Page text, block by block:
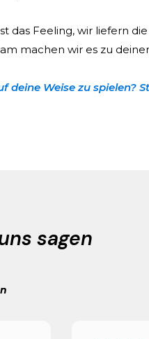
das Feeling, wir liefern
machen wir es zu
deine Weise zu spielen?
sagen